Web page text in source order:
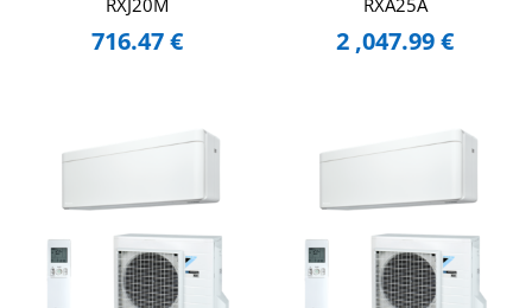
RXJ20M
716.47€
RXA25A
2 ,047.99€